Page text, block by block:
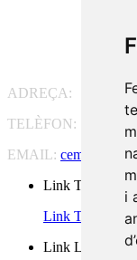
i
ADREÇA:
Pg. Vall
TELÈFON:
93 175 15
EMAIL: cem-
Link Twitter
Link Twitter
Link Linkedin